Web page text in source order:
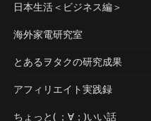
日本生活＜ビジネス編＞
海外家電研究室
とあるヲタクの研究成果
アフィリエイト実践録
ちょっと( ；∀；)いい話